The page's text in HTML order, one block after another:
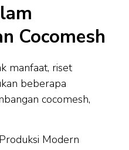
Cocomesh
manfaat, riset
beberapa
cocomesh,
Modern